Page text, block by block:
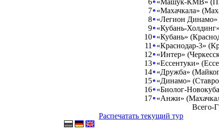
6
«Машук-КМВ»
7
«Махачкала»
8
«Легион Динамо»
9
«Кубань-
10
«Кубань»
11
«Краснодар-3»
12
«Интер»
13
«Ессентуки»
14
«Дружба»
15
«Динамо»
16
«Биолог-
17
«Анжи»
Распечатать текущий тур